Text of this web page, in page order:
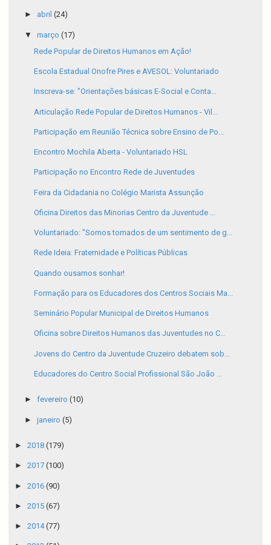
► abril (24)
▼ março (17)
Rede Popular de Direitos Humanos em Ação!
Escola Estadual Onofre Pires e AVESOL: Voluntariado
Inscreva-se: "Orientações básicas E-Social e Conta...
Articulação Rede Popular de Direitos Humanos - Vil...
Participação em Reunião Técnica sobre Ensino de Po...
Encontro Mochila Aberta - Voluntariado HSL
Participação no Encontro Rede de Juventudes
Feira da Cidadania no Colégio Marista Assunção
Oficina Direitos das Minorias Centro da Juventude ...
Voluntariado: "Somos tomados de um sentimento de g...
Rede Ideia: Fraternidade e Políticas Públicas
Quando ousamos sonhar!
Formação para os Educadores dos Centros Sociais Ma...
Seminário Popular Municipal de Direitos Humanos
Oficina sobre Direitos Humanos das Juventudes no C...
Jovens do Centro da Juventude Cruzeiro debatem sob...
Educadores do Centro Social Profissional São João ...
► fevereiro (10)
► janeiro (5)
► 2018 (179)
► 2017 (100)
► 2016 (90)
► 2015 (67)
► 2014(77)